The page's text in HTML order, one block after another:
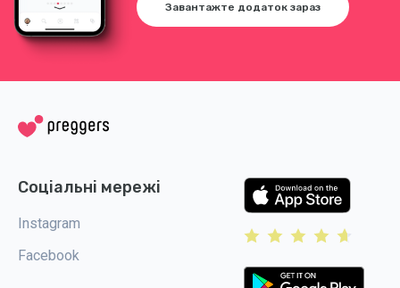
Завантажте додаток зараз
Соціальні мережі
Instagram
Facebook